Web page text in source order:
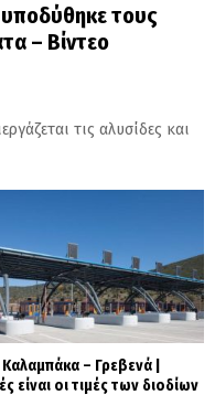
τους
– Βίντεο
τις αλυσίδες και
– Γρεβενά |
είναι οι τιμές των διοδίων